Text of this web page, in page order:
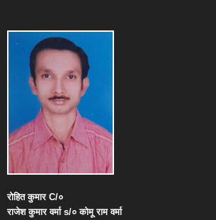
रोहित कुमारC/०
राजेश कुमार वर्माs/० कोमू राम वर्मा